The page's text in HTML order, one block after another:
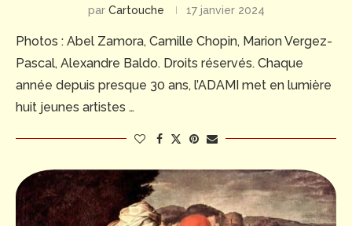
par Cartouche 17 janvier 2024
Photos : Abel Zamora, Camille Chopin, Marion Vergez-
Pascal, Alexandre Baldo. Droits réservés. Chaque
année depuis presque 30 ans, l’ADAMI met en lumière
huit jeunes artistes …